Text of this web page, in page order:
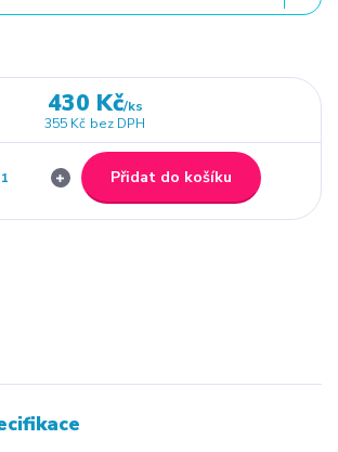
430 Kč/ks
355 Kč bez DPH
Přidat do košíku